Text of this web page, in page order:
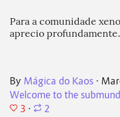
Para a comunidade
aprecio profundamente.
By Mágica do Kaos⋅
Welcome to the
3 ⋅ 2